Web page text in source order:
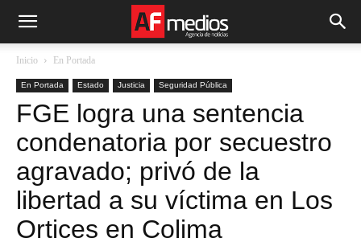
Inicio En Portada
En Portada Estado Justicia Seguridad Pública
FGE logra una sentencia
condenatoria por secuestro
agravado; privó de la
libertad a su víctima en Los
Ortices en Colima